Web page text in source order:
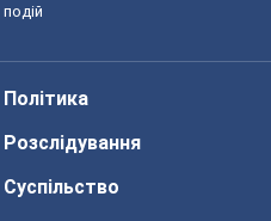
подій
Політика
Розслідування
Суспільство